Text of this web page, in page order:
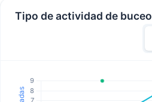
Tipo de actividad de buceo